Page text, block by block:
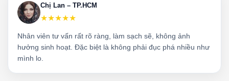
Chị Lan – TP.HCM
★★★★★
Nhân viên tư vấn rất rõ ràng, làm sạch sẽ, không ảnh
hưởng sinh hoạt. Đặc biệt là không phải đục phá nhiều như
mình lo.